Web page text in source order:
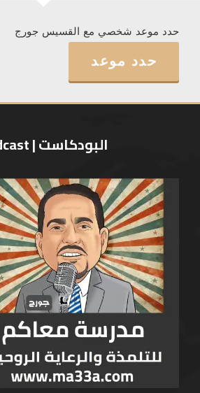
حدد موعد شخصي مع القسيس جورج
حدد موعد
البودكاست | Podcast